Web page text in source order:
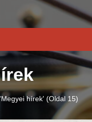
hírek' (Oldal 15)